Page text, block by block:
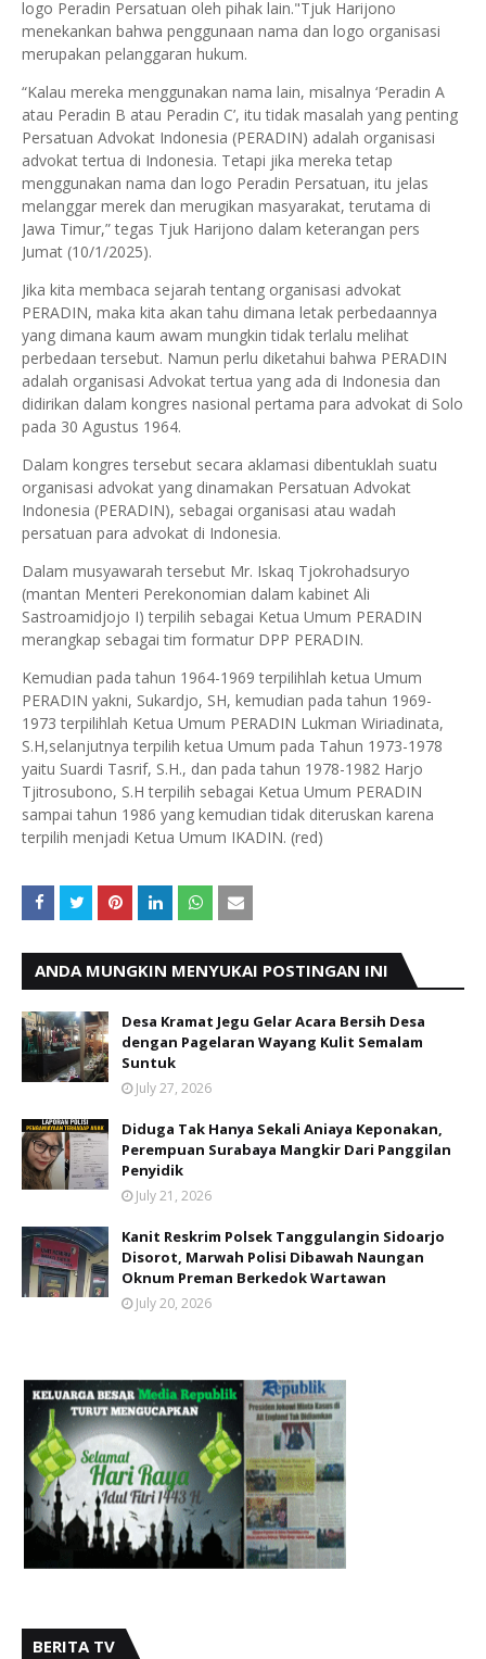
logo Peradin Persatuan oleh pihak lain."Tjuk Harijono
menekankan bahwa penggunaan nama dan logo organisasi
merupakan pelanggaran hukum.
“Kalau mereka menggunakan nama lain, misalnya ‘Peradin A
atau Peradin B atau Peradin C’, itu tidak masalah yang penting
Persatuan Advokat Indonesia (PERADIN) adalah organisasi
advokat tertua di Indonesia. Tetapi jika mereka tetap
menggunakan nama dan logo Peradin Persatuan, itu jelas
melanggar merek dan merugikan masyarakat, terutama di
Jawa Timur,” tegas Tjuk Harijono dalam keterangan pers
Jumat (10/1/2025).
Jika kita membaca sejarah tentang organisasi advokat
PERADIN, maka kita akan tahu dimana letak perbedaannya
yang dimana kaum awam mungkin tidak terlalu melihat
perbedaan tersebut. Namun perlu diketahui bahwa PERADIN
adalah organisasi Advokat tertua yang ada di Indonesia dan
didirikan dalam kongres nasional pertama para advokat di Solo
pada 30 Agustus 1964.
Dalam kongres tersebut secara aklamasi dibentuklah suatu
organisasi advokat yang dinamakan Persatuan Advokat
Indonesia (PERADIN), sebagai organisasi atau wadah
persatuan para advokat di Indonesia.
Dalam musyawarah tersebut Mr. Iskaq Tjokrohadsuryo
(mantan Menteri Perekonomian dalam kabinet Ali
Sastroamidjojo I) terpilih sebagai Ketua Umum PERADIN
merangkap sebagai tim formatur DPP PERADIN.
Kemudian pada tahun 1964-1969 terpilihlah ketua Umum
PERADIN yakni, Sukardjo, SH, kemudian pada tahun 1969-
1973 terpilihlah Ketua Umum PERADIN Lukman Wiriadinata,
S.H,selanjutnya terpilih ketua Umum pada Tahun 1973-1978
yaitu Suardi Tasrif, S.H., dan pada tahun 1978-1982 Harjo
Tjitrosubono, S.H terpilih sebagai Ketua Umum PERADIN
sampai tahun 1986 yang kemudian tidak diteruskan karena
terpilih menjadi Ketua Umum IKADIN. (red)
ANDA MUNGKIN MENYUKAI POSTINGAN INI
Desa Kramat Jegu Gelar Acara Bersih Desa
dengan Pagelaran Wayang Kulit Semalam
Suntuk
July 27, 2026
Diduga Tak Hanya Sekali Aniaya Keponakan,
Perempuan Surabaya Mangkir Dari Panggilan
Penyidik
July 21, 2026
Kanit Reskrim Polsek Tanggulangin Sidoarjo
Disorot, Marwah Polisi Dibawah Naungan
Oknum Preman Berkedok Wartawan
July 20, 2026
BERITA TV